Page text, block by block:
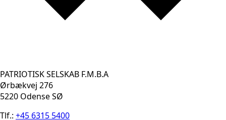
PATRIOTISK SELSKAB F.M.B.A
Ørbækvej 276
5220 Odense SØ
Tlf.: +45 6315 5400